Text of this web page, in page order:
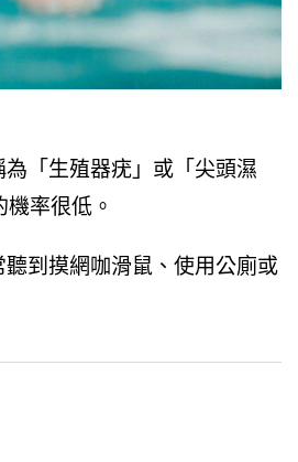
「生殖器疣」或「尖頭濕
率很低。
到摸網咖滑鼠、使用公廁或